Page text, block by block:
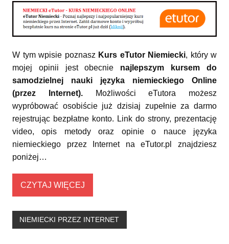
W tym wpisie poznasz Kurs eTutor Niemiecki, który w
mojej opinii jest obecnie najlepszym kursem do
samodzielnej nauki języka niemieckiego Online
(przez Internet).Możliwości eTutora możesz
wypróbować osobiście już dzisiaj zupełnie za darmo
rejestrując bezpłatne konto. Link do strony, prezentację
video, opis metody oraz opinie o nauce języka
niemieckiego przez Internet na eTutor.pl znajdziesz
poniżej…
CZYTAJ WIĘCEJ
NIEMIECKI PRZEZ INTERNET